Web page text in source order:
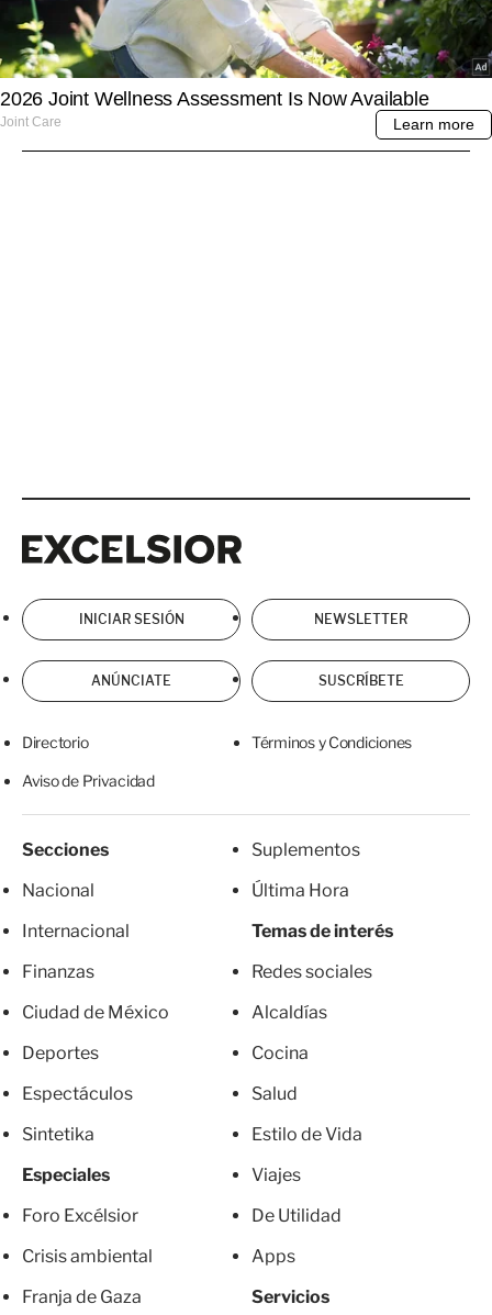
INICIAR SESIÓN NEWSLETTER
ANÚNCIATE SUSCRÍBETE
Directorio Términos y Condiciones
Aviso de Privacidad
Secciones
Nacional
Internacional
Finanzas
Ciudad de México
Deportes
Espectáculos
Sintetika
Especiales
Foro Excélsior
Crisis ambiental
Franja de Gaza
Suplementos
Última Hora
Temas de interés
Redes sociales
Alcaldías
Cocina
Salud
Estilo de Vida
Viajes
De Utilidad
Apps
Servicios